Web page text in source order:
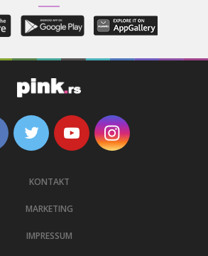
KONTAKT
MARKETING
IMPRESSUM